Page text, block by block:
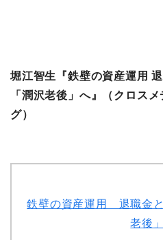
堀江智生『鉄壁の資産運用
「潤沢老後」へ』（クロス
グ）
鉄壁の資産運用 退職金
老後